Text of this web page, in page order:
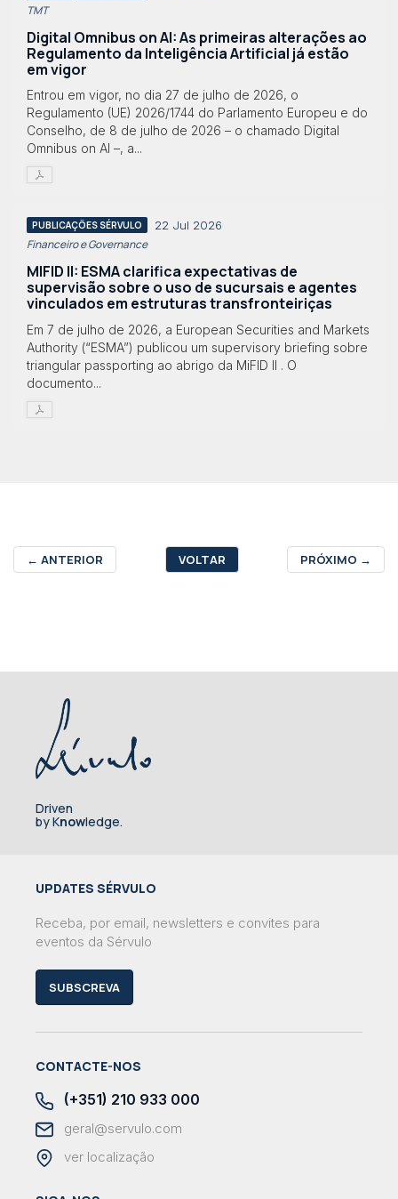
TMT
Digital Omnibus on AI: As primeiras alterações ao
Regulamento da Inteligência Artificial já estão
em vigor
Entrou em vigor, no dia 27 de julho de 2026, o
Regulamento (UE) 2026/1744 do Parlamento Europeu e do
Conselho, de 8 de julho de 2026 – o chamado Digital
Omnibus on AI –, a...
PUBLICAÇÕES SÉRVULO 22 Jul 2026
Financeiro e Governance
MIFID II: ESMA clarifica expectativas de
supervisão sobre o uso de sucursais e agentes
vinculados em estruturas transfronteiriças
Em 7 de julho de 2026, a European Securities and Markets
Authority (“ESMA”) publicou um supervisory briefing sobre
triangular passporting ao abrigo da MiFID II . O
documento...
← ANTERIOR VOLTAR PRÓXIMO →
Driven
by Knowledge.
UPDATES SÉRVULO
Receba, por email, newsletters e convites para
eventos da Sérvulo
SUBSCREVA
CONTACTE-NOS
(+351) 210 933 000
geral@servulo.com
ver localização